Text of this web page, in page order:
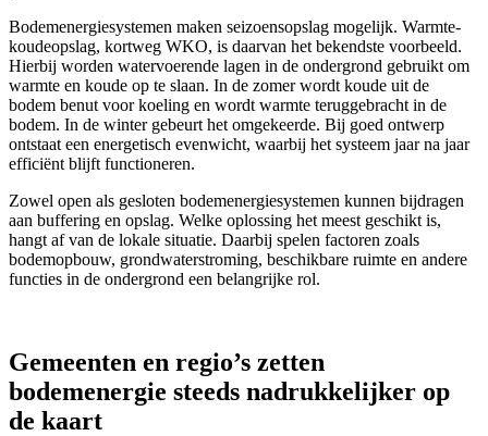
Bodemenergiesystemen maken seizoensopslag mogelijk. Warmte-
koudeopslag, kortweg WKO, is daarvan het bekendste voorbeeld.
Hierbij worden watervoerende lagen in de ondergrond gebruikt om
warmte en koude op te slaan. In de zomer wordt koude uit de
bodem benut voor koeling en wordt warmte teruggebracht in de
bodem. In de winter gebeurt het omgekeerde. Bij goed ontwerp
ontstaat een energetisch evenwicht, waarbij het systeem jaar na jaar
efficiënt blijft functioneren.
Zowel open als gesloten bodemenergiesystemen kunnen bijdragen
aan buffering en opslag. Welke oplossing het meest geschikt is,
hangt af van de lokale situatie. Daarbij spelen factoren zoals
bodemopbouw, grondwaterstroming, beschikbare ruimte en andere
functies in de ondergrond een belangrijke rol.
Gemeenten en regio’s zetten
bodemenergie steeds nadrukkelijker op
de kaart